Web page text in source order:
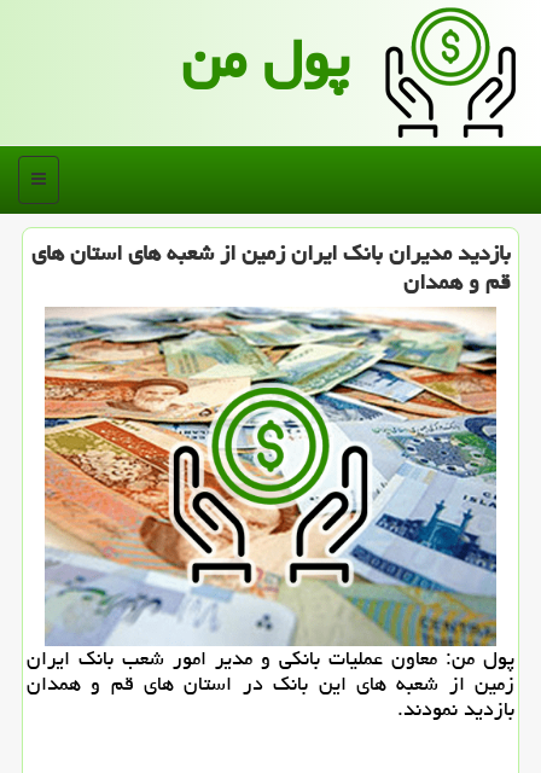
پول من
منو
بازدید مدیران بانك ایران زمین از شعبه های استان های
قم و همدان
پول من: معاون عملیات بانكی و مدیر امور شعب بانك ایران
زمین از شعبه های این بانك در استان های قم و همدان
بازدید نمودند.